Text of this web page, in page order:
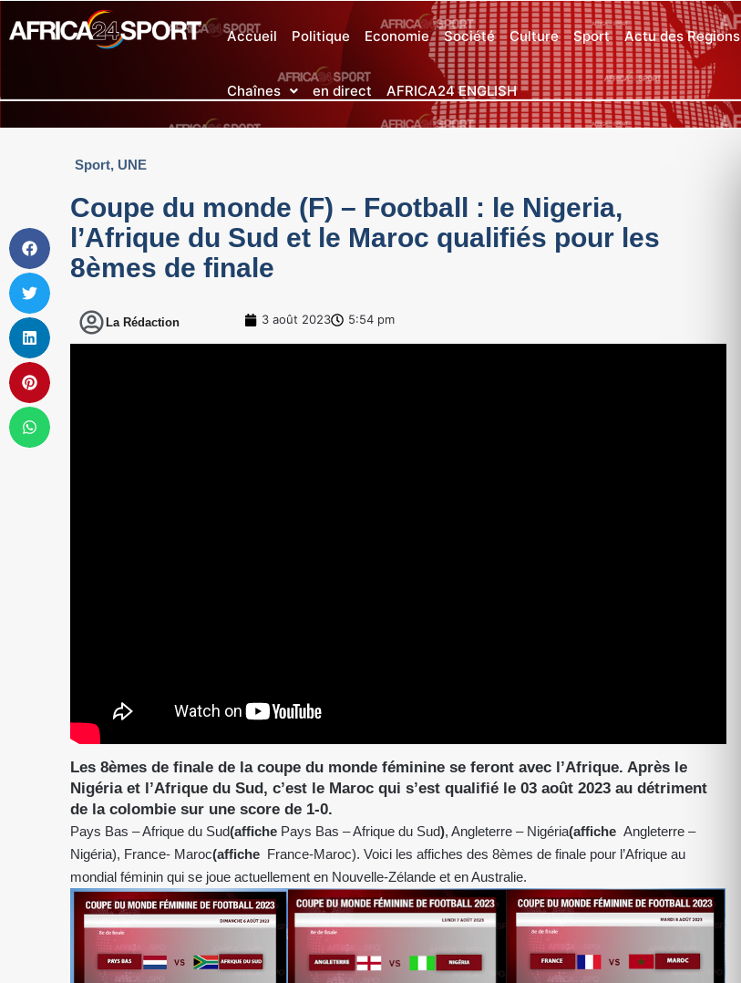
Accueil Politique Economie Société Culture Sport Actu des Regions
Chaînes en direct AFRICA24 ENGLISH
Sport, UNE
Coupe du monde (F) – Football : le Nigeria,
l’Afrique du Sud et le Maroc qualifiés pour les
8èmes de finale
La Rédaction 3 août 2023 5:54 pm
Les 8èmes de finale de la coupe du monde féminine se feront avec l’Afrique. Après le
Nigéria et l’Afrique du Sud, c’est le Maroc qui s’est qualifié le 03 août 2023 au détriment
de la colombie sur une score de 1-0.
Pays Bas – Afrique du Sud(affiche Pays Bas – Afrique du Sud), Angleterre – Nigéria(affiche Angleterre –
Nigéria), France- Maroc(affiche France-Maroc). Voici les affiches des 8èmes de finale pour l’Afrique au
mondial féminin qui se joue actuellement en Nouvelle-Zélande et en Australie.